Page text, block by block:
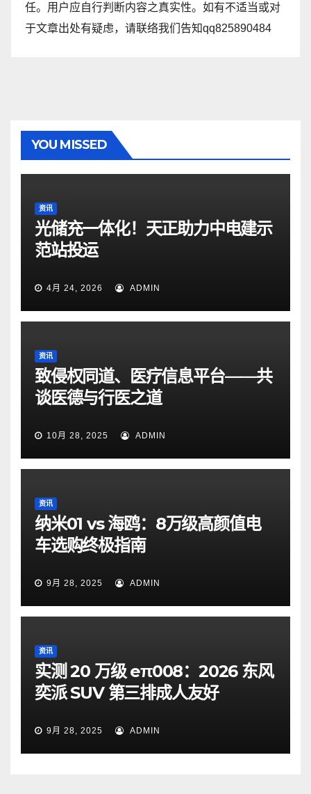
任。用户应自行判断内容之真实性。如有不适当或对
于文章出处有疑虑，请联络我们告知qq825890484
YOU MISSED
资讯
光储充一体化！天正助力中电建示
范站投运
4月 24, 2026 ADMIN
资讯
致侵权同道、医疗信息平台——共
谈医德与行医之道
10月 28, 2025 ADMIN
资讯
纳米01 vs 海鸥：8万级高颜值电
车选购终极指南
9月 28, 2025 ADMIN
资讯
实测 20 万级 eπ008：2026 东风
奕派 SUV 第三排成人友好
9月 28, 2025 ADMIN